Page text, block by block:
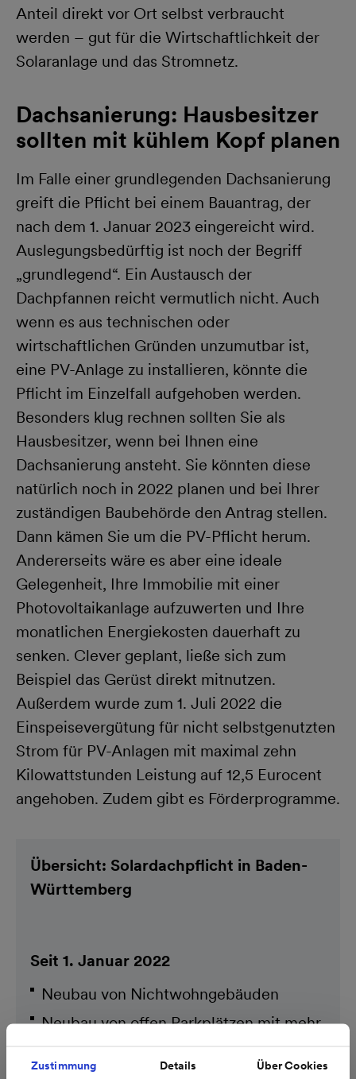
Zustimmung Details Über Cookies
Anteil direkt vor Ort selbst verbraucht
werden – gut für die Wirtschaftlichkeit der
Solaranlage und das Stromnetz.
Dachsanierung: Hausbesitzer
sollten mit kühlem Kopf planen
Im Falle einer grundlegenden Dachsanierung
greift die Pflicht bei einem Bauantrag, der
nach dem 1. Januar 2023 eingereicht wird.
Auslegungsbedürftig ist noch der Begriff
„grundlegend“. Ein Austausch der
Dachpfannen reicht vermutlich nicht. Auch
wenn es aus technischen oder
wirtschaftlichen Gründen unzumutbar ist,
eine PV-Anlage zu installieren, könnte die
Pflicht im Einzelfall aufgehoben werden.
Besonders klug rechnen sollten Sie als
Hausbesitzer, wenn bei Ihnen eine
Dachsanierung ansteht. Sie könnten diese
natürlich noch in 2022 planen und bei Ihrer
zuständigen Baubehörde den Antrag stellen.
Dann kämen Sie um die PV-Pflicht herum.
Andererseits wäre es aber eine ideale
Gelegenheit, Ihre Immobilie mit einer
Photovoltaikanlage aufzuwerten und Ihre
monatlichen Energiekosten dauerhaft zu
senken. Clever geplant, ließe sich zum
Beispiel das Gerüst direkt mitnutzen.
Außerdem wurde zum 1. Juli 2022 die
Einspeisevergütung für nicht selbstgenutzten
Strom für PV-Anlagen mit maximal zehn
Kilowattstunden Leistung auf 12,5 Eurocent
angehoben. Zudem gibt es Förderprogramme.
Übersicht: Solardachpflicht in Baden-
Württemberg
Seit 1. Januar 2022
Neubau von Nichtwohngebäuden
Neubau von offen Parkplätzen mit mehr